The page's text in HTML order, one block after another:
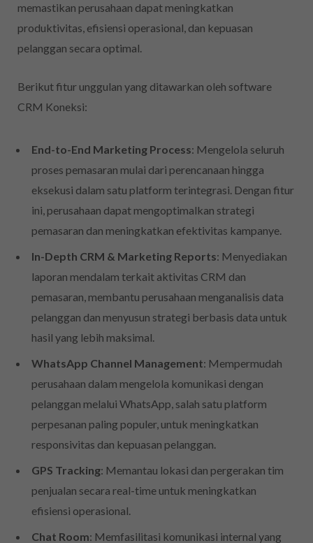
memastikan perusahaan dapat meningkatkan
produktivitas, efisiensi operasional, dan kepuasan
pelanggan secara optimal.
Berikut fitur unggulan yang ditawarkan oleh software
CRM Koneksi:
End-to-End Marketing Process: Mengelola seluruh
proses pemasaran mulai dari perencanaan hingga
eksekusi dalam satu platform terintegrasi. Dengan fitur
ini, perusahaan dapat mengoptimalkan strategi
pemasaran dan meningkatkan efektivitas kampanye.
In-Depth CRM & Marketing Reports: Menyediakan
laporan mendalam terkait aktivitas CRM dan
pemasaran, membantu perusahaan menganalisis data
pelanggan dan menyusun strategi berbasis data untuk
hasil yang lebih maksimal.
WhatsApp Channel Management: Mempermudah
perusahaan dalam mengelola komunikasi dengan
pelanggan melalui WhatsApp, salah satu platform
perpesanan paling populer, untuk meningkatkan
responsivitas dan kepuasan pelanggan.
GPS Tracking: Memantau lokasi dan pergerakan tim
penjualan secara real-time untuk meningkatkan
efisiensi operasional.​
Chat Room: Memfasilitasi komunikasi internal yang